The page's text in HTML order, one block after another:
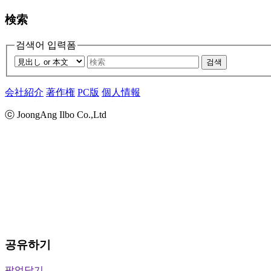
検索
검색어 입력폼
검색
会社紹介 著作権 PC版 個人情報
ⓒ JoongAng Ilbo Co.,Ltd
공유하기